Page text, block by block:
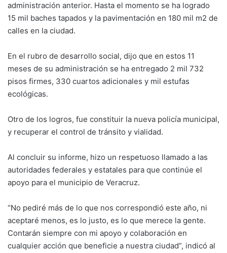
administración anterior. Hasta el momento se ha logrado
15 mil baches tapados y la pavimentación en 180 mil m2 de
calles en la ciudad.
En el rubro de desarrollo social, dijo que en estos 11
meses de su administración se ha entregado 2 mil 732
pisos firmes, 330 cuartos adicionales y mil estufas
ecológicas.
Otro de los logros, fue constituir la nueva policía municipal,
y recuperar el control de tránsito y vialidad.
Al concluir su informe, hizo un respetuoso llamado a las
autoridades federales y estatales para que continúe el
apoyo para el municipio de Veracruz.
“No pediré más de lo que nos correspondió este año, ni
aceptaré menos, es lo justo, es lo que merece la gente.
Contarán siempre con mi apoyo y colaboración en
cualquier acción que beneficie a nuestra ciudad”, indicó al